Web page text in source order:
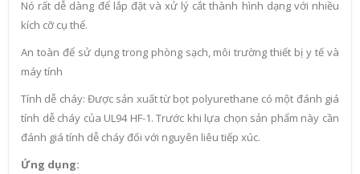
Nó rất dễ dàng để lắp đặt và xử lý cắt thành hình dạng với nhiều
kích cỡ cụ thể.
An toàn để sử dụng trong phòng sạch, môi trường thiết bị y tế và
máy tính
Tính dễ cháy: Được sản xuất từ bọt polyurethane có một đánh giá
tính dễ cháy của UL94 HF-1. Trước khi lựa chọn sản phẩm này cần
đánh giá tính dễ cháy đối với nguyên liêu tiếp xúc.
Ứng dụng: